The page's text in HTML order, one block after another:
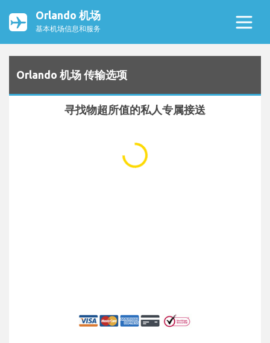
Orlando 机场
基本机场信息和服务
Orlando 机场 传输选项
寻找物超所值的私人专属接送
...